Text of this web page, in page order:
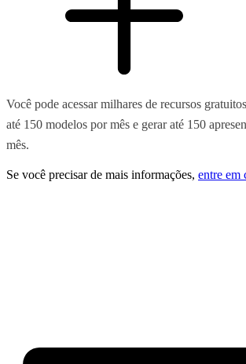
Você pode acessar milhares de recursos
até 150 modelos por mês e gerar até 150
mês.
Se você precisar de mais informações, entre em